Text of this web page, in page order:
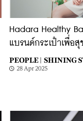
Hadara Healthy
แบรนด์กระเป๋าเพื่อ
PEOPLE | SHINING
28 Apr 2025